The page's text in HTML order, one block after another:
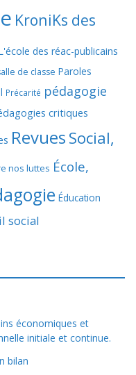
KroniKs des
des réac-publicains
de classe Paroles
Précarité pédagogie
critiques
RevuesSocial,
nos luttes École,
Éducation
social
économiques et
initiale et continue.
bilan